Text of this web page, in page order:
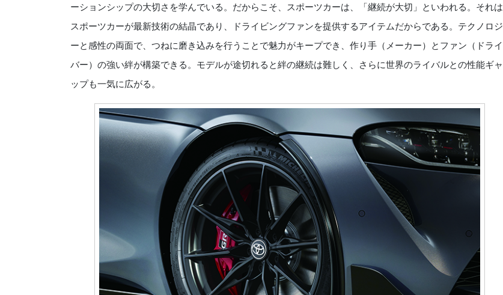
ーションシップの大切さを学んでいる。だからこそ、スポーツカーは、「継続が大切」といわれる。それは
スポーツカーが最新技術の結晶であり、ドライビングファンを提供するアイテムだからである。テクノロジ
ーと感性の両面で、つねに磨き込みを行うことで魅力がキープでき、作り手（メーカー）とファン（ドライ
バー）の強い絆が構築できる。モデルが途切れると絆の継続は難しく、さらに世界のライバルとの性能ギャ
ップも一気に広がる。